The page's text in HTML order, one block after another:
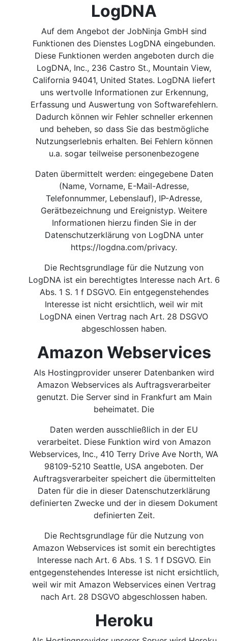
LogDNA
Auf dem Angebot der JobNinja GmbH sind
Funktionen des Dienstes LogDNA eingebunden.
Diese Funktionen werden angeboten durch die
LogDNA, Inc., 236 Castro St., Mountain View,
California 94041, United States. LogDNA liefert
uns wertvolle Informationen zur Erkennung,
Erfassung und Auswertung von Softwarefehlern.
Dadurch können wir Fehler schneller erkennen
und beheben, so dass Sie das bestmögliche
Nutzungserlebnis erhalten. Bei Fehlern können
u.a. sogar teilweise personenbezogene
Daten übermittelt werden: eingegebene Daten
(Name, Vorname, E-Mail-Adresse,
Telefonnummer, Lebenslauf), IP-Adresse,
Gerätbezeichnung und Ereignistyp. Weitere
Informationen hierzu finden Sie in der
Datenschutzerklärung von LogDNA unter
https://logdna.com/privacy.
Die Rechtsgrundlage für die Nutzung von
LogDNA ist ein berechtigtes Interesse nach Art. 6
Abs. 1 S. 1 f DSGVO. Ein entgegenstehendes
Interesse ist nicht ersichtlich, weil wir mit
LogDNA einen Vertrag nach Art. 28 DSGVO
abgeschlossen haben.
Amazon Webservices
Als Hostingprovider unserer Datenbanken wird
Amazon Webservices als Auftragsverarbeiter
genutzt. Die Server sind in Frankfurt am Main
beheimatet. Die
Daten werden ausschließlich in der EU
verarbeitet. Diese Funktion wird von Amazon
Webservices, Inc., 410 Terry Drive Ave North, WA
98109-5210 Seattle, USA angeboten. Der
Auftragsverarbeiter speichert die übermittelten
Daten für die in dieser Datenschutzerklärung
definierten Zwecke und der in diesem Dokument
definierten Zeit.
Die Rechtsgrundlage für die Nutzung von
Amazon Webservices ist somit ein berechtigtes
Interesse nach Art. 6 Abs. 1 S. 1 f DSGVO. Ein
entgegenstehendes Interesse ist nicht ersichtlich,
weil wir mit Amazon Webservices einen Vertrag
nach Art. 28 DSGVO abgeschlossen haben.
Heroku